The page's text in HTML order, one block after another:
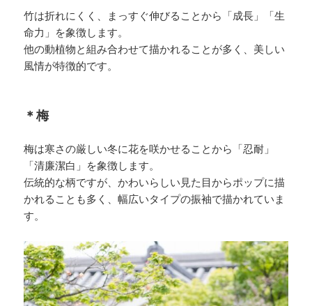
竹は折れにくく、まっすぐ伸びることから「成長」「生
命力」を象徴します。
他の動植物と組み合わせて描かれることが多く、美しい
風情が特徴的です。
＊梅
梅は寒さの厳しい冬に花を咲かせることから「忍耐」
「清廉潔白」を象徴します。
伝統的な柄ですが、かわいらしい見た目からポップに描
かれることも多く、幅広いタイプの振袖で描かれていま
す。